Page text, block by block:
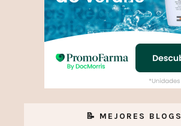
📝 MEJORES BLOGS